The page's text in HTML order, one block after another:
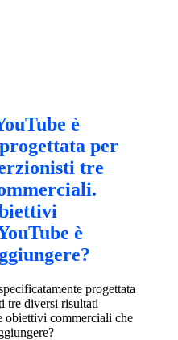
è
per
tre
è
progettata
tre diversi risultati
obiettivi commerciali che